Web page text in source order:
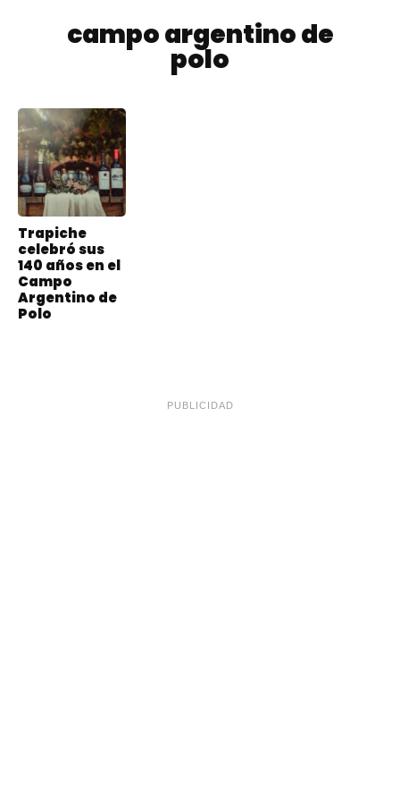
campo argentino de
polo
Trapiche
celebró sus
140 años en el
Campo
Argentino de
Polo
PUBLICIDAD